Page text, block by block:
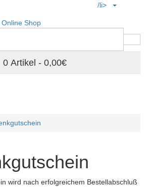
/li>
0 Artikel - 0,00€
wird nach erfolgreichem Bestellabschluß